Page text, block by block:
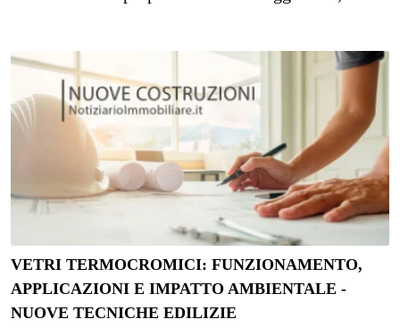
VETRI TERMOCROMICI: FUNZIONAMENTO,
APPLICAZIONI E IMPATTO AMBIENTALE -
NUOVE TECNICHE EDILIZIE